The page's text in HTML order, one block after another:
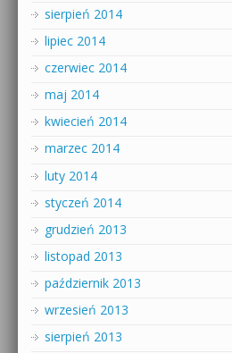
sierpień 2014
lipiec 2014
czerwiec 2014
maj 2014
kwiecień 2014
marzec 2014
luty 2014
styczeń 2014
grudzień 2013
listopad 2013
październik 2013
wrzesień 2013
sierpień 2013